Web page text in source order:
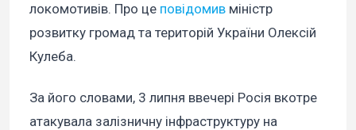
локомотивів. Про це повідомив міністр
розвитку громад та територій України Олексій
Кулеба.
За його словами, 3 липня ввечері Росія вкотре
атакувала залізничну інфраструктуру на